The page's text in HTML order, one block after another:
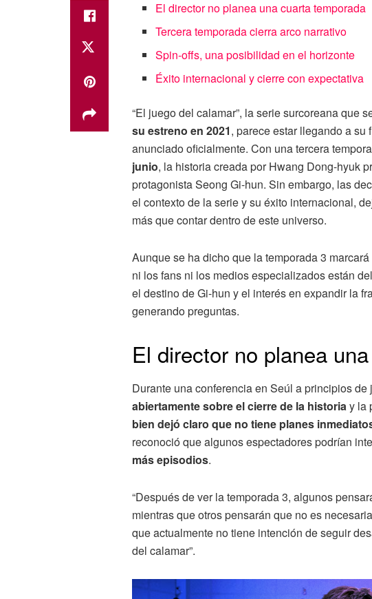
El director no planea una cuarta temporada
Tercera temporada cierra arco narrativo
Spin-offs, una posibilidad en el horizonte
Éxito internacional y cierre con expectativa
“El juego del calamar”, la serie surcoreana que
su estreno en 2021, parece estar llegando a
anunciado oficialmente. Con una tercera
junio, la historia creada por Hwang Dong-hyuk
protagonista Seong Gi-hun. Sin embargo, las
el contexto de la serie y su éxito internacional,
más que contar dentro de este universo.
Aunque se ha dicho que la temporada 3 marcará
ni los fans ni los medios especializados están
el destino de Gi-hun y el interés en expandir la
generando preguntas.
El director no planea
Durante una conferencia en Seúl a principios
abiertamente sobre el cierre de la historiay la
bien dejó claro que no tiene planes
reconoció que algunos espectadores podrían
más episodios.
“Después de ver la temporada 3, algunos
mientras que otros pensarán que no es
que actualmente no tiene intención de seguir
del calamar”.